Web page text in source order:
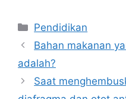
Kategori
Pendidikan
Bahan makanan
adalah?
Saat